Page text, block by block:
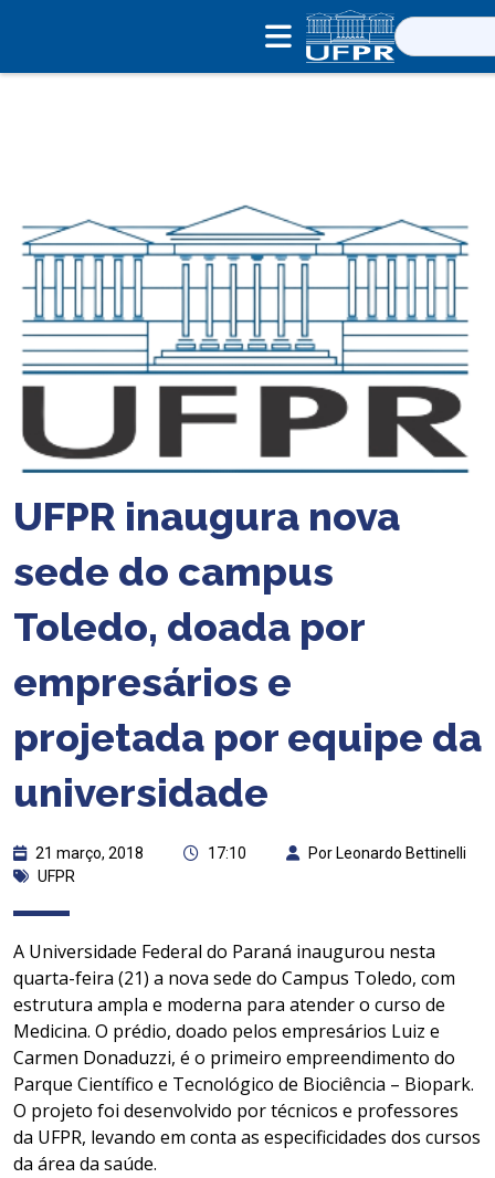
Pesquisar
por:
UFPR inaugura nova
sede do campus
Toledo, doada por
empresários e
projetada por equipe da
universidade
21 março, 2018 17:10
Por Leonardo Bettinelli
UFPR
A Universidade Federal do Paraná inaugurou nesta
quarta-feira (21) a nova sede do Campus Toledo, com
estrutura ampla e moderna para atender o curso de
Medicina. O prédio, doado pelos empresários Luiz e
Carmen Donaduzzi, é o primeiro empreendimento do
Parque Científico e Tecnológico de Biociência – Biopark.
O projeto foi desenvolvido por técnicos e professores
da UFPR, levando em conta as especificidades dos cursos
da área da saúde.